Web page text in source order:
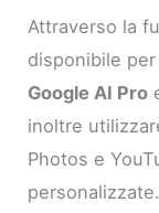
Attraverso la
disponibile
Google AI Pro
inoltre
Photos e